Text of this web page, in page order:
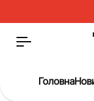
Головна